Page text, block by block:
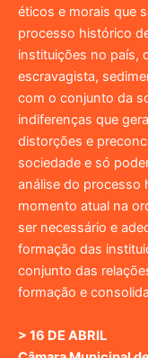
éticos e morais que
processo histórico
instituições no país,
escravagista,
com o conjunto da
indiferenças que
distorções e
sociedade e só
análise do processo
momento atual na
ser necessário e
formação das
conjunto das
formação e
> 16 DE ABRIL